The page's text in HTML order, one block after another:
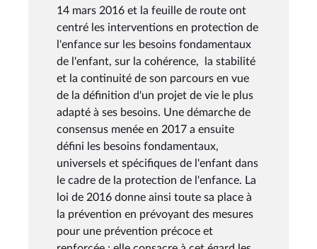
14 mars 2016 et la feuille de route ont
centré les interventions en protection de
l'enfance sur les besoins fondamentaux
de l'enfant, sur la cohérence, la stabilité
et la continuité de son parcours en vue
de la définition d'un projet de vie le plus
adapté à ses besoins. Une démarche de
consensus menée en 2017 a ensuite
défini les besoins fondamentaux,
universels et spécifiques de l'enfant dans
le cadre de la protection de l'enfance. La
loi de 2016 donne ainsi toute sa place à
la prévention en prévoyant des mesures
pour une prévention précoce et